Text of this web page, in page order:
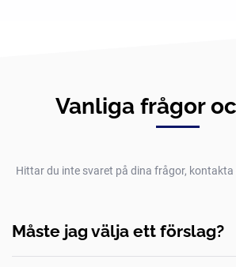
Vanliga frågor
Hittar du inte svaret på dina frågor, kontakta
Måste jag välja ett förslag?